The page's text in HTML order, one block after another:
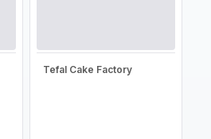
Tefal Cake Factory